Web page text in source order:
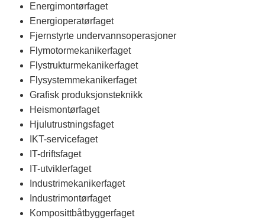
Energimontørfaget
Energioperatørfaget
Fjernstyrte undervannsoperasjoner
Flymotormekanikerfaget
Flystrukturmekanikerfaget
Flysystemmekanikerfaget
Grafisk produksjonsteknikk
Heismontørfaget
Hjulutrustningsfaget
IKT-servicefaget
IT-driftsfaget
IT-utviklerfaget
Industrimekanikerfaget
Industrimontørfaget
Komposittbåtbyggerfaget